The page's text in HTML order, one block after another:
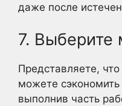
даже после
7. Выберите
Представляете,
можете
выполнив часть